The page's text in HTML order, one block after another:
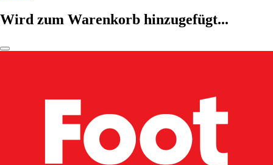
Wird zum Warenkorb hinzugefügt...